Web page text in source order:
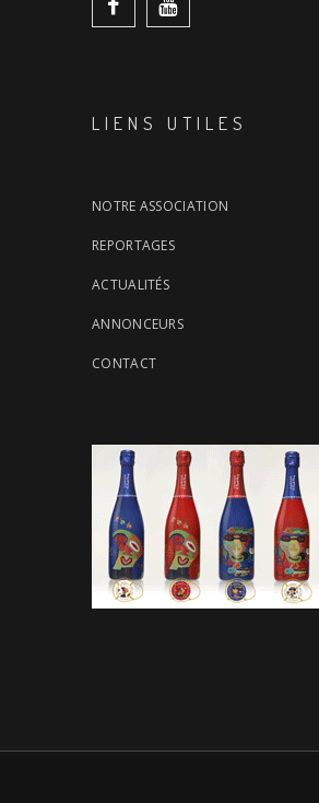
LIENS UTILES
NOTRE ASSOCIATION
REPORTAGES
ACTUALITÉS
ANNONCEURS
CONTACT